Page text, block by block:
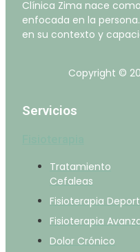
Clínica Zima nace
enfocada en la
en su contexto y
Copyright ©
Servicios
Tratamiento
Cefaleas
Fisioterapia
Fisioterapia
Dolor Crónico